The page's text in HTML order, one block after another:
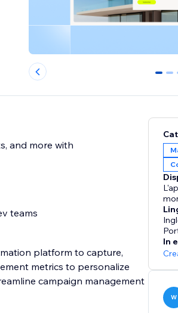
0 1
and more with
teams
platform to capture,
metrics to personalize
campaign management
In
W